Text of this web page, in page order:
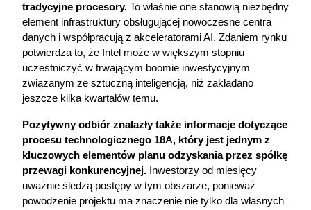
tradycyjne procesory. To właśnie one stanowią niezbędny
element infrastruktury obsługującej nowoczesne centra
danych i współpracują z akceleratorami AI. Zdaniem rynku
potwierdza to, że Intel może w większym stopniu
uczestniczyć w trwającym boomie inwestycyjnym
związanym ze sztuczną inteligencją, niż zakładano
jeszcze kilka kwartałów temu.
Pozytywny odbiór znalazły także informacje dotyczące
procesu technologicznego 18A, który jest jednym z
kluczowych elementów planu odzyskania przez spółkę
przewagi konkurencyjnej. Inwestorzy od miesięcy
uważnie śledzą postępy w tym obszarze, ponieważ
powodzenie projektu ma znaczenie nie tylko dla własnych